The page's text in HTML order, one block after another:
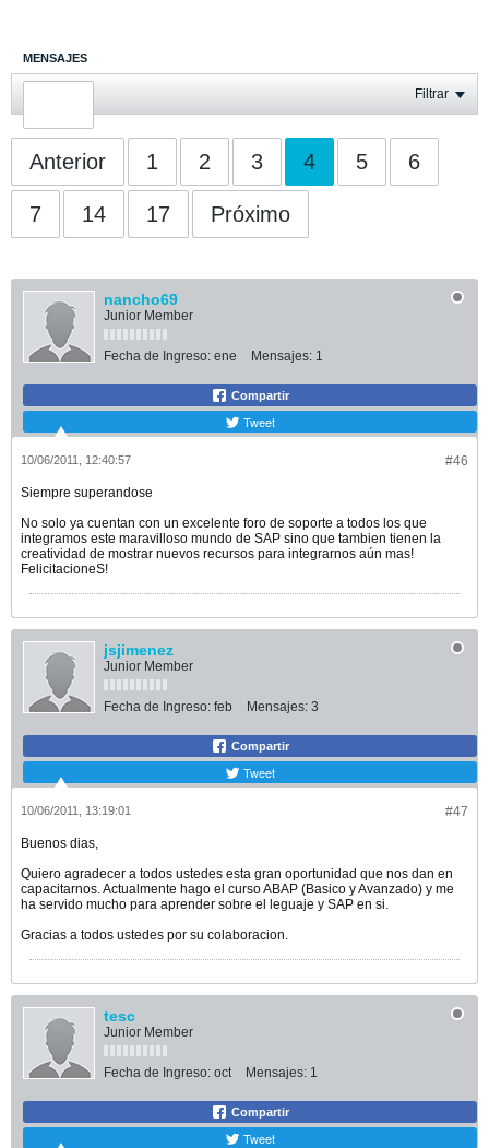
MENSAJES
ÚLTIMA ACTIVIDAD Filtrar
Anterior 1 2 3 4 5 6
7 14 17 Próximo
nancho69
Junior Member
Fecha de Ingreso: ene Mensajes: 1
Compartir
Tweet
#46
10/06/2011, 12:40:57
Siempre superandose
No solo ya cuentan con un excelente foro de soporte a todos los que
integramos este maravilloso mundo de SAP sino que tambien tienen la
creatividad de mostrar nuevos recursos para integrarnos aún mas!
FelicitacioneS!
jsjimenez
Junior Member
Fecha de Ingreso: feb Mensajes: 3
Compartir
Tweet
#47
10/06/2011, 13:19:01
Buenos dias,
Quiero agradecer a todos ustedes esta gran oportunidad que nos dan en
capacitarnos. Actualmente hago el curso ABAP (Basico y Avanzado) y me
ha servido mucho para aprender sobre el leguaje y SAP en si.
Gracias a todos ustedes por su colaboracion.
tesc
Junior Member
Fecha de Ingreso: oct Mensajes: 1
Compartir
Tweet